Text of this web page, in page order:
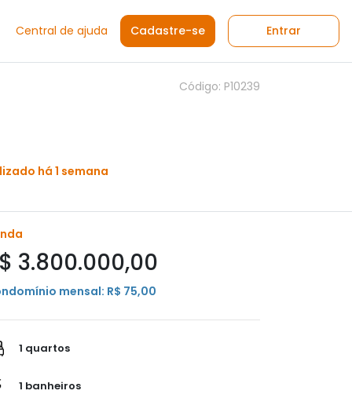
Central de ajuda Cadastre-se Entrar
Código: P10239
há 1 semana
3.800.000,00
mensal: R$ 75,00
1 quartos
1 banheiros